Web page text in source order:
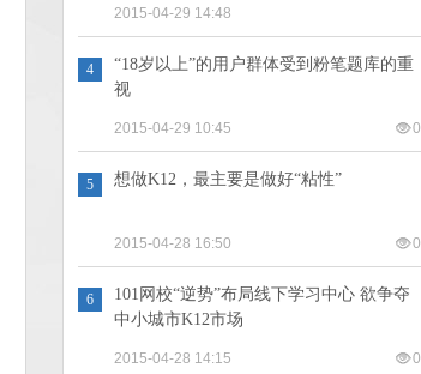
2015-04-29 14:48
4
“18岁以上”的用户群体受到粉笔题库的重
视
2015-04-29 10:45 0
5 想做K12，最主要是做好“粘性”
2015-04-28 16:50 0
6
101网校“逆势”布局线下学习中心 欲争夺
中小城市K12市场
2015-04-28 14:15 0